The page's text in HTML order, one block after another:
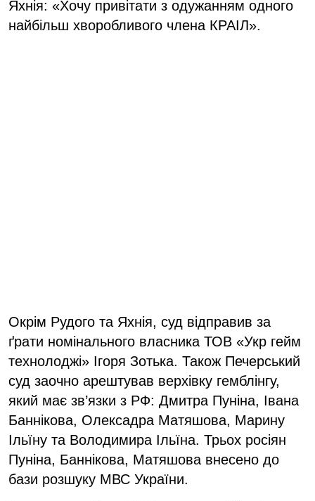
Яхнія: «Хочу привітати з одужанням одного
найбільш хворобливого члена КРАІЛ».
Окрім Рудого та Яхнія, суд відправив за
ґрати номінального власника ТОВ «Укр гейм
технолоджі» Ігоря Зотька. Також Печерський
суд заочно арештував верхівку гемблінгу,
який має зв’язки з РФ: Дмитра Пуніна, Івана
Баннікова, Олексадра Матяшова, Марину
Ільїну та Володимира Ільїна. Трьох росіян
Пуніна, Баннікова, Матяшова внесено до
бази розшуку МВС України.